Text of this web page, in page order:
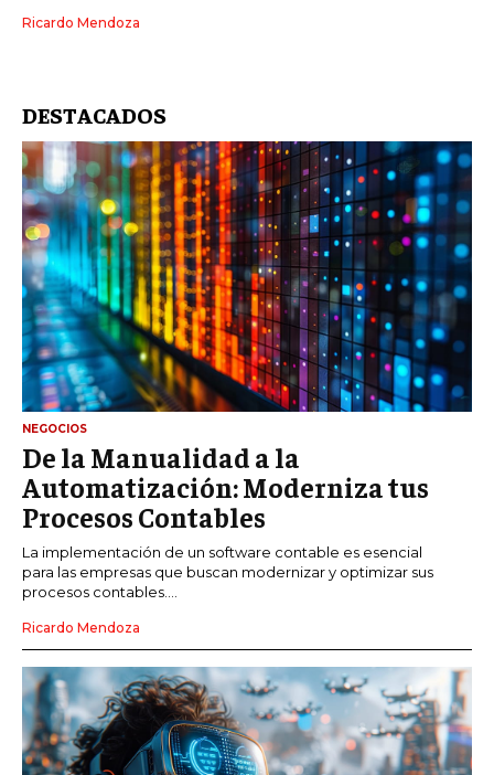
Ricardo Mendoza
DESTACADOS
NEGOCIOS
De la Manualidad a la
Automatización: Moderniza tus
Procesos Contables
La implementación de un software contable es esencial
para las empresas que buscan modernizar y optimizar sus
procesos contables....
Ricardo Mendoza